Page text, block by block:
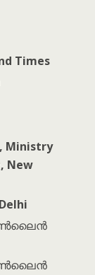
Times
Ministry
New